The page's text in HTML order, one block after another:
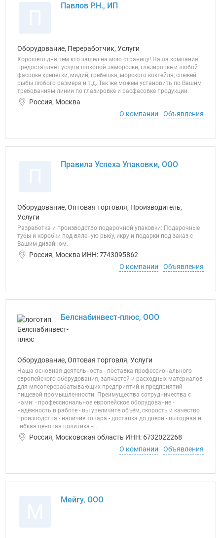
Павлов Р.Н., ИП
Оборудование, Переработчик, Услуги
Хорошего дня тем кто зашел на мою страницу! Наша компания
предоставляет услуги шоковой заморозки, глазировке и любой
фасовке креветки, мидий, гребешка, морского коктейля, свежей
рыбы любого размера и т.д. Так же можем установить по Вашим
требованиям линии по глазировке и расфасовке продукции.
Россия, Москва
О компании
Объявления
Правила Успеха Упаковки, ООО
Оборудование, Оптовая торговля, Производитель,
Услуги
Разработка и производство подарочной упаковки: Подарочные
тубы и коробки под вяленую рыбу, икру и подарки под заказ с
Вашим дизайном.
Россия, Москва ИНН: 7743095862
О компании
Объявления
Белснабинвест-плюс, ООО
Оборудование, Оптовая торговля, Услуги
Наша основная деятельность - поставка профессионального
европейского оборудования, запчастей и расходных материалов
для мясоперерабатывающих предприятий и предприятий
пищевой промышленности. Преимущества сотрудничества с
нами: - профессиональное европейское оборудование -
надёжность в работе - вы увеличите объём, скорость и качество
производства - наличие товара - доставка до двери - выгодная и
гибкая ценовая политика -...
Россия, Московская область ИНН: 6732022268
О компании
Объявления
Мейгу, ООО